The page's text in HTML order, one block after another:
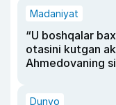
Madaniyat
“U boshqalar
otasini kutgan
Ahmedovaning
Dunyo